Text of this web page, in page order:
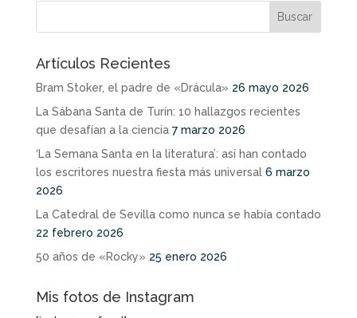
Artículos Recientes
Bram Stoker, el padre de «Drácula» 26 mayo 2026
La Sábana Santa de Turín: 10 hallazgos recientes
que desafían a la ciencia 7 marzo 2026
‘La Semana Santa en la literatura’: así han contado
los escritores nuestra fiesta más universal 6 marzo
2026
La Catedral de Sevilla como nunca se había contado
22 febrero 2026
50 años de «Rocky» 25 enero 2026
Mis fotos de Instagram